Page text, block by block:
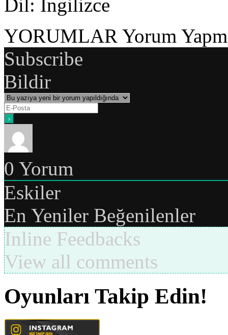
Dil: İngilizce
YORUMLAR Yorum
Subscribe
Bildir
0 Yorum
Eskiler
En Yeniler Beğenilenler
Inline Feedbacks
View all comments
Oyunları Takip Edin!